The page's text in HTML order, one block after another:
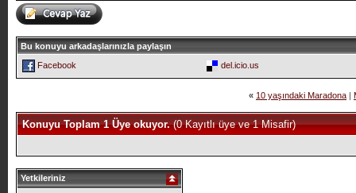
Bu konuyu arkadaşlarınızla paylaşın
Facebook
del.icio.us
« 10 yaşındaki Maradona|
Konuyu Toplam 1 Üye okuyor.(0 Kayıtlı üye ve 1 Misafir)
Yetkileriniz